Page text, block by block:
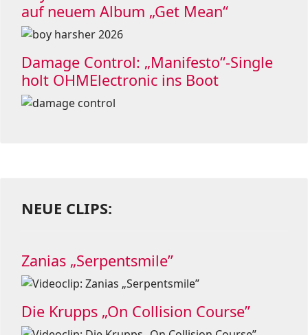
auf neuem Album „Get Mean“
Damage Control: „Manifesto“-Single
holt OHMElectronic ins Boot
NEUE CLIPS:
Zanias „Serpentsmile”
Die Krupps „On Collision Course”